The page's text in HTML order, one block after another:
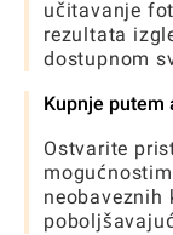
učitavanje
rezultata
dostupnom
Kupnje putem
Ostvarite
neobaveznih